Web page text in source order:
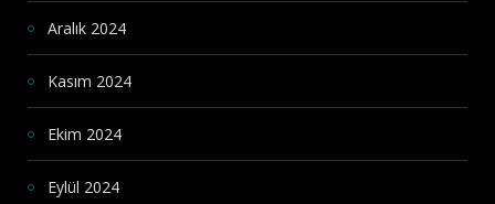
Aralık 2024
Kasım 2024
Ekim 2024
Eylül 2024